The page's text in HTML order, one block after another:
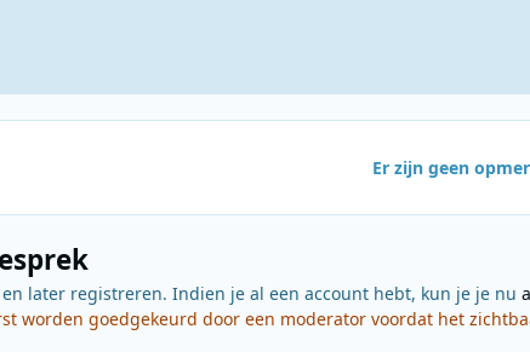
Er zijn geen
later registreren. Indien je al een account hebt, kun je je nu
worden goedgekeurd door een moderator voordat het